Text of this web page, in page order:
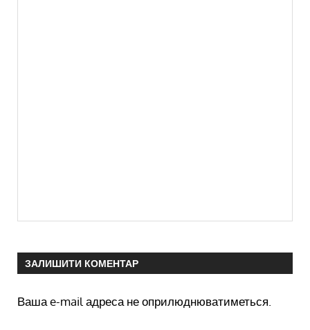
ЗАЛИШИТИ КОМЕНТАР
Ваша e-mail адреса не оприлюднюватиметься.